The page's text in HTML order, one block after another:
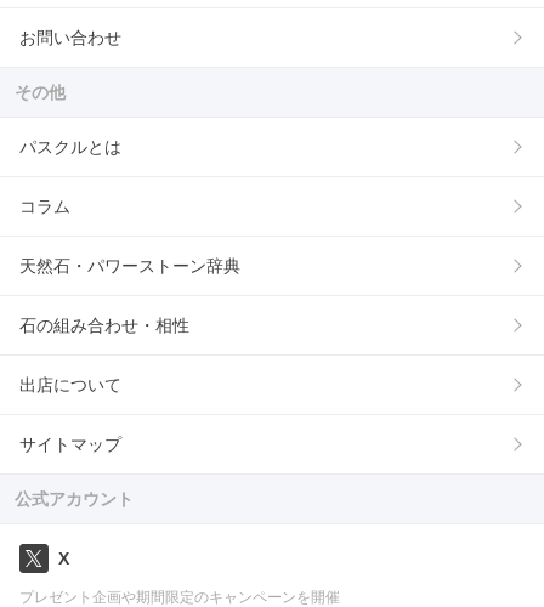
お問い合わせ
その他
パスクルとは
コラム
天然石・パワーストーン辞典
石の組み合わせ・相性
出店について
サイトマップ
公式アカウント
X
プレゼント企画や期間限定のキャンペーンを開催